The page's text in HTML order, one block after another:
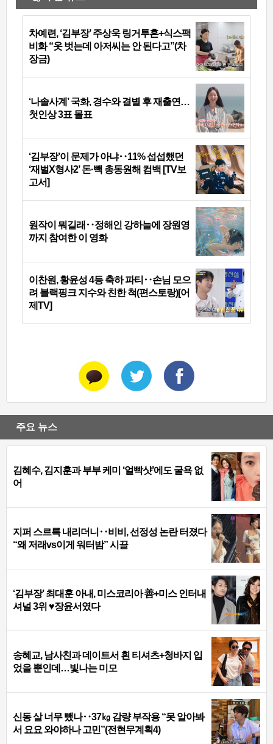
차예련, ‘김부장’ 주상욱 링거투혼+식스팩
비화 “옷 벗는데 아저씨는 안 된다고”(차
장금)
‘나솔사계’ 국화, 경수와 결별 후 재출연…
첫인상 3표 몰표
‘김부장’이 문제가 아냐‥11% 섭섭했던
‘재벌X형사2’ 돈·빽 총동원해 컴백 [TV보
고서]
원작이 뭐길래‥정해인 강하늘에 장원영
까지 참여한 이 영화
이찬원, 황윤성 4등 축하 파티‥손님 모으
려 블랙핑크 지수와 친한 척(편스토랑)[어
제TV]
주요 뉴스
김혜수, 김지훈과 부부 케미 ‘얼빡샷’에도 굴욕 없
어
지퍼 스르륵 내리더니‥비비, 선정성 논란 터졌다
“왜 저래vs이게 워터밤” 시끌
‘김부장’ 최대훈 아내, 미스코리아 善+미스 인터내
셔널 3위 ♥장윤서였다
송혜교, 남사친과 데이트서 흰 티셔츠+청바지 입
었을 뿐인데…빛나는 미모
신동 살 너무 뺐나‥37㎏ 감량 부작용 “못 알아봐
서 요요 와야하나 고민”(전현무계획4)